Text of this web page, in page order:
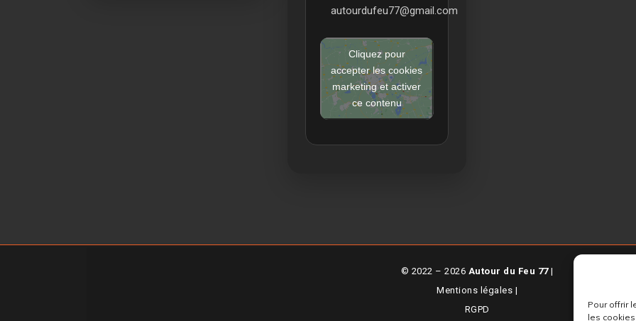
Pour offrir
les
autourdufeu77@gmail.com
Cliquez pour
accepter les cookies
marketing et activer
ce contenu
© 2022 – 2026 Autour du Feu 77|
Mentions légales |
RGPD